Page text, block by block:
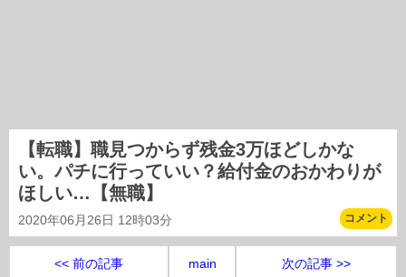
【転職】職見つからず残金3万ほどしかな
い。パチに行っていい？給付金のおかわりが
ほしい…【無職】
2020年06月26日 12時03分 コメント
<< 前の記事 main 次の記事 >>